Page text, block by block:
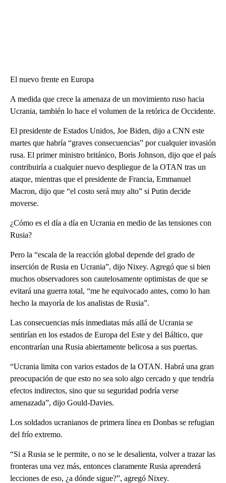
El nuevo frente en Europa
A medida que crece la amenaza de un movimiento ruso hacia
Ucrania, también lo hace el volumen de la retórica de Occidente.
El presidente de Estados Unidos, Joe Biden, dijo a CNN este
martes que habría “graves consecuencias” por cualquier invasión
rusa. El primer ministro británico, Boris Johnson, dijo que el país
contribuiría a cualquier nuevo despliegue de la OTAN tras un
ataque, mientras que el presidente de Francia, Emmanuel
Macron, dijo que “el costo será muy alto” si Putin decide
moverse.
¿Cómo es el día a día en Ucrania en medio de las tensiones con
Rusia?
Pero la “escala de la reacción global depende del grado de
inserción de Rusia en Ucrania”, dijo Nixey. Agregó que si bien
muchos observadores son cautelosamente optimistas de que se
evitará una guerra total, “me he equivocado antes, como lo han
hecho la mayoría de los analistas de Rusia”.
Las consecuencias más inmediatas más allá de Ucrania se
sentirían en los estados de Europa del Este y del Báltico, que
encontrarían una Rusia abiertamente belicosa a sus puertas.
“Ucrania limita con varios estados de la OTAN. Habrá una gran
preocupación de que esto no sea solo algo cercado y que tendría
efectos indirectos, sino que su seguridad podría verse
amenazada”, dijo Gould-Davies.
Los soldados ucranianos de primera línea en Donbas se refugian
del frío extremo.
“Si a Rusia se le permite, o no se le desalienta, volver a trazar las
fronteras una vez más, entonces claramente Rusia aprenderá
lecciones de eso, ¿a dónde sigue?”, agregó Nixey.